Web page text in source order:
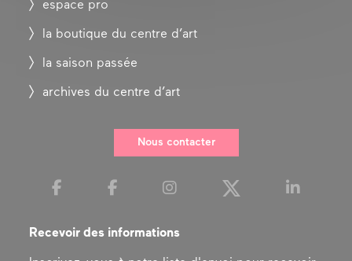
espace pro
la boutique du centre d’art
la saison passée
archives du centre d’art
Nous contacter
Recevoir des informations